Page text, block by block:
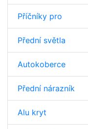
Příčníky pro
Přední světla
Autokoberce
Přední nárazník
Alu kryt